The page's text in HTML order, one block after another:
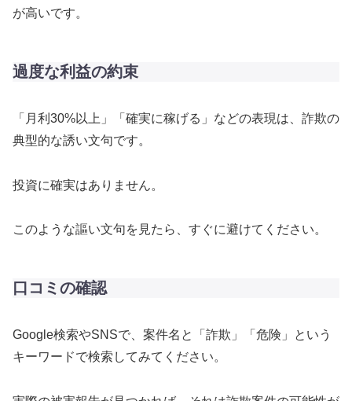
が高いです。
過度な利益の約束
「月利30%以上」「確実に稼げる」などの表現は、詐欺の
典型的な誘い文句です。
投資に確実はありません。
このような謳い文句を見たら、すぐに避けてください。
口コミの確認
Google検索やSNSで、案件名と「詐欺」「危険」という
キーワードで検索してみてください。